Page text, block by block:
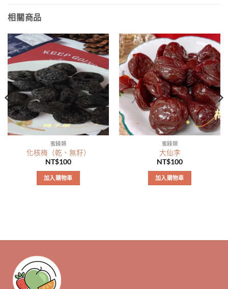
相關商品
蜜餞類
化核梅（乾、無籽）
NT$100
加入購物車
蜜餞類
大仙李
NT$100
加入購物車